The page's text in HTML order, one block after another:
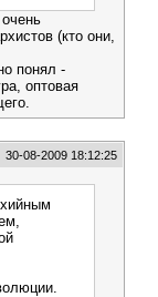
(кто они,
понял -
оптовая
30-08-2009 18:12:25